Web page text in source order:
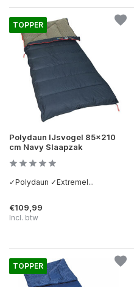
TOPPER
Polydaun IJsvogel 85x210
cm Navy Slaapzak
✓Polydaun ✓Extremel...
€109,99
Incl. btw
TOPPER